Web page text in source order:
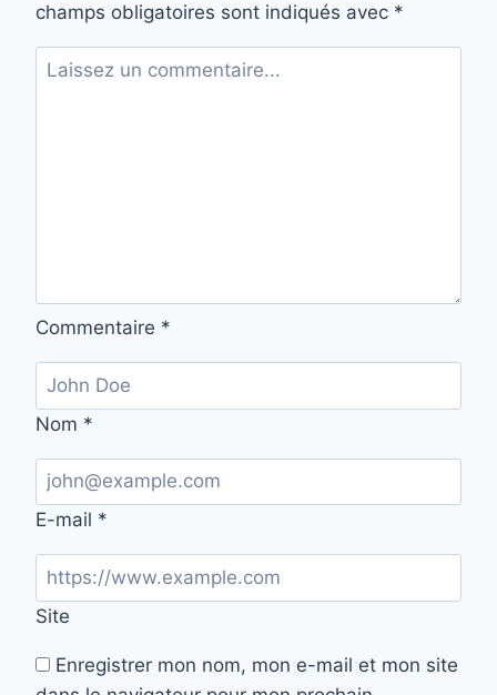
champs obligatoires sont indiqués avec *
Commentaire *
Nom *
E-mail *
Site
Enregistrer mon nom, mon e-mail et mon site